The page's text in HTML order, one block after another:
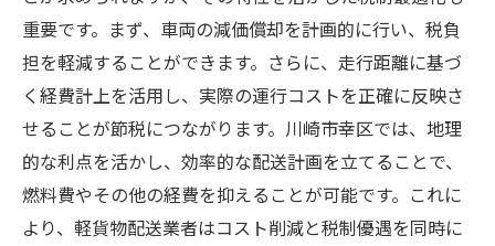
重要です。まず、車両の減価償却を計画的に行い、税負
担を軽減することができます。さらに、走行距離に基づ
く経費計上を活用し、実際の運行コストを正確に反映さ
せることが節税につながります。川崎市幸区では、地理
的な利点を活かし、効率的な配送計画を立てることで、
燃料費やその他の経費を抑えることが可能です。これに
より、軽貨物配送業者はコスト削減と税制優遇を同時に